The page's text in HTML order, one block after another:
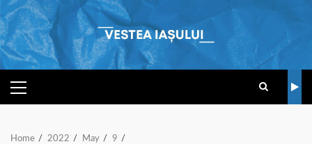
Skip
to
content
PRIMARY
MENU
Home 2022 May
9